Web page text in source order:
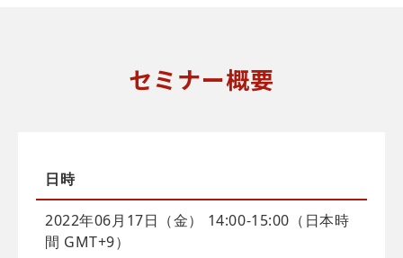
セミナー概要
日時
2022年06月17日（金） 14:00-15:00（日本時
間 GMT+9）